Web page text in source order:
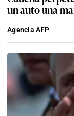
un auto una
Agencia AFP